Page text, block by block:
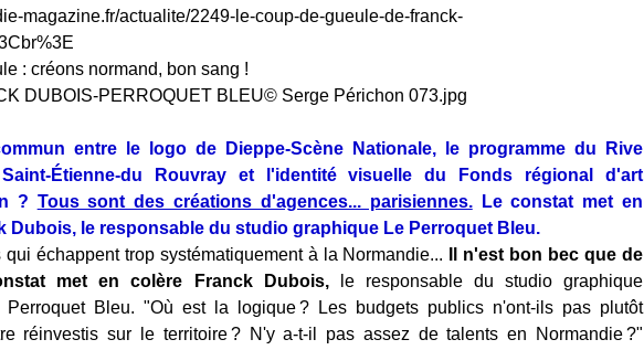
magazine.fr/actualite/2249-le-coup-de-gueule-de-franck-
: créons normand, bon sang !
entre le logo de Dieppe-Scène Nationale, le programme du Rive
Étienne-du Rouvray et l'identité visuelle du Fonds régional d'art
? Tous sont des créations d'agences... parisiennes.Le constat met en
Dubois, le responsable du studio graphique Le Perroquet Bleu.
qui échappent trop systématiquement à la Normandie...
Il n'est bon bec que de
met en colère Franck Dubois,le responsable du studio graphique
Perroquet Bleu. "Où est la logique ? Les budgets publics n'ont-ils pas plutôt
réinvestis sur le territoire ? N'y a-t-il pas assez de talents en Normandie ?"